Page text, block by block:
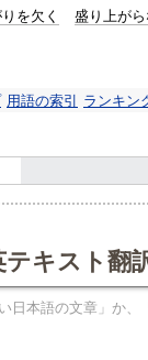
を欠く 盛り上が
用語の索引 ランキン
キスト翻